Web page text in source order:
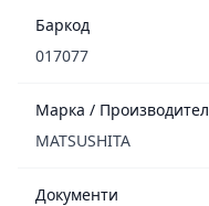
Баркод
017077
Марка / Производител
MATSUSHITA
Документи